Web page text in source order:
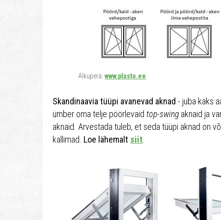
Alkuperä:www.plasto.ee
Skandinaavia tüüpi avanevad aknad - juba kaks
ümber oma telje pöörlevaid top-swing aknaid ja
aknaid. Arvestada tuleb, et seda tüüpi aknad on
kallimad. Loe lähemalt siit